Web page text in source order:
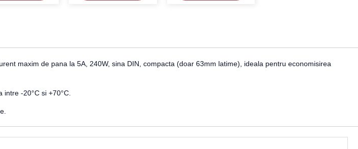
maxim de pana la 5A, 240W, sina DIN, compacta (doar 63mm latime), ideala pentru economisirea
-20°C si +70°C.